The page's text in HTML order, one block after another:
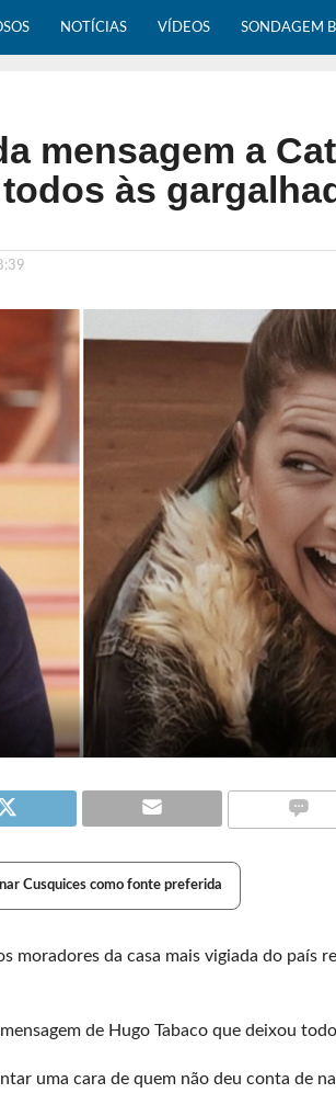
NOTÍCIAS VÍDEOS SONDAGEM
mensagem a
às
Cusquices como fonte preferida
moradores da casa mais vigiada do país
de Hugo Tabaco que deixou
uma cara de quem não deu conta de